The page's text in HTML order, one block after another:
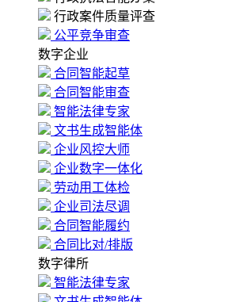
行政案件质量评查
公平竞争审查
数字企业
合同智能起草
合同智能审查
智能法律专家
文书生成智能体
企业风控大师
企业数字一体化
劳动用工体检
企业司法尽调
合同智能履约
合同比对/排版
数字律所
智能法律专家